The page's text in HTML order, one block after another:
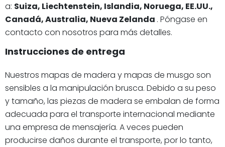
a: Suiza, Liechtenstein, Islandia, Noruega, EE.UU.,
Canadá, Australia, Nueva Zelanda . Póngase en
contacto con nosotros para más detalles.
Instrucciones de entrega
Nuestros mapas de madera y mapas de musgo son
sensibles a la manipulación brusca. Debido a su peso
y tamaño, las piezas de madera se embalan de forma
adecuada para el transporte internacional mediante
una empresa de mensajería. A veces pueden
producirse daños durante el transporte, por lo tanto,